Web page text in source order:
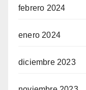
febrero 2024
enero 2024
diciembre 2023